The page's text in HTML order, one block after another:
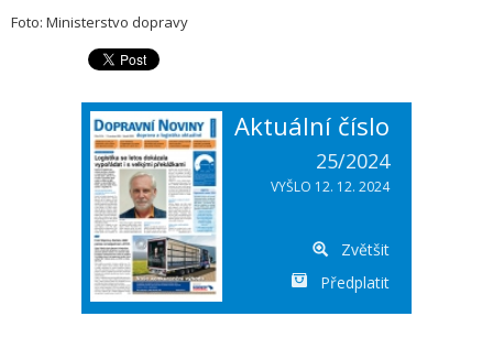
Foto: Ministerstvo dopravy
Aktuální číslo
25/2024
VYŠLO 12. 12. 2024
Zvětšit
Předplatit